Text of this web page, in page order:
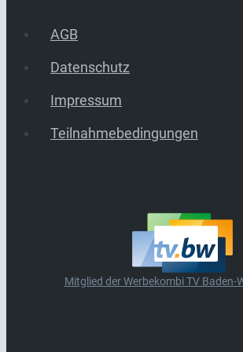
AGB
Datenschutz
Impressum
Teilnahmebedingungen
Mitglied der Werbekombi TV Baden-